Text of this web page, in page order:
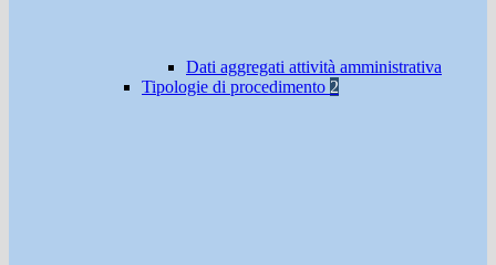
Dati aggregati attività amministrativa
Tipologie di procedimento 2